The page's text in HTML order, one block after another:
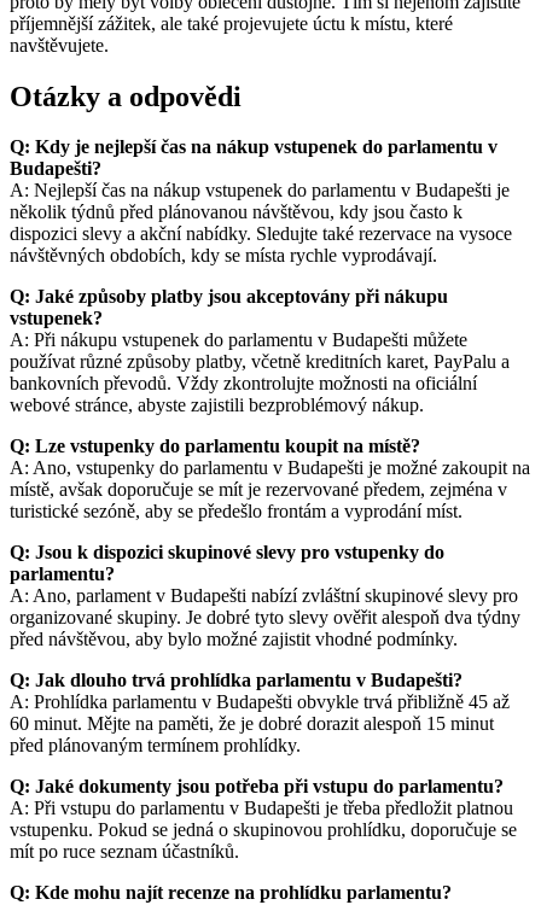
příjemnější zážitek, ale také projevujete úctu k místu, které
navštěvujete.
Otázky a odpovědi
Q: Kdy je nejlepší čas na nákup vstupenek do parlamentu v
Budapešti?
A: Nejlepší čas na nákup vstupenek do parlamentu v Budapešti je
několik týdnů před plánovanou návštěvou, kdy jsou často k
dispozici slevy a akční nabídky. Sledujte také rezervace na vysoce
návštěvných obdobích, kdy se místa rychle vyprodávají.
Q: Jaké způsoby platby jsou akceptovány při nákupu
vstupenek?
A: Při nákupu vstupenek do parlamentu v Budapešti můžete
používat různé způsoby platby, včetně kreditních karet, PayPalu a
bankovních převodů. Vždy zkontrolujte možnosti na oficiální
webové stránce, abyste zajistili bezproblémový nákup.
Q: Lze vstupenky do parlamentu koupit na místě?
A: Ano, vstupenky do parlamentu v Budapešti je možné zakoupit na
místě, avšak doporučuje se mít je rezervované předem, zejména v
turistické sezóně, aby se předešlo frontám a vyprodání míst.
Q: Jsou k dispozici skupinové slevy pro vstupenky do
parlamentu?
A: Ano, parlament v Budapešti nabízí zvláštní skupinové slevy pro
organizované skupiny. Je dobré tyto slevy ověřit alespoň dva týdny
před návštěvou, aby bylo možné zajistit vhodné podmínky.
Q: Jak dlouho trvá prohlídka parlamentu v Budapešti?
A: Prohlídka parlamentu v Budapešti obvykle trvá přibližně 45 až
60 minut. Mějte na paměti, že je dobré dorazit alespoň 15 minut
před plánovaným termínem prohlídky.
Q: Jaké dokumenty jsou potřeba při vstupu do parlamentu?
A: Při vstupu do parlamentu v Budapešti je třeba předložit platnou
vstupenku. Pokud se jedná o skupinovou prohlídku, doporučuje se
mít po ruce seznam účastníků.
Q: Kde mohu najít recenze na prohlídku parlamentu?